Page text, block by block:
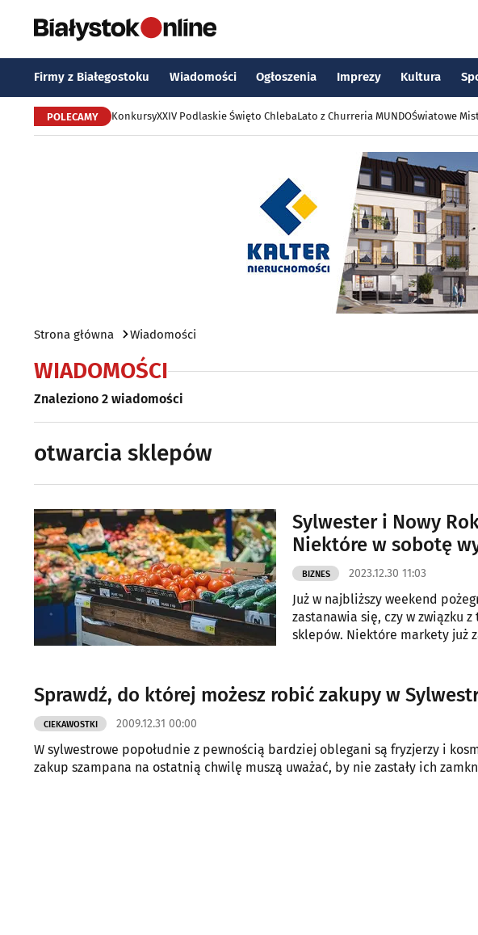
Firmy z Białegostoku Wiadomości Ogłoszenia Imprezy Kultura
POLECAMY KonkursyXXIV Podlaskie Święto ChlebaLato z Churreria MUNDOŚwiatowe
Strona główna Wiadomości
WIADOMOŚCI
Znaleziono 2 wiadomości
otwarcia sklepów
Sylwester i Nowy
Niektóre w sobotę
BIZNES 2023.12.30 11:03
Już w najbliższy weekend
zastanawia się, czy w związku z tym musi robić zapasy z
sklepów. Niektóre markety już
Sprawdź, do której możesz robić zakupy w
CIEKAWOSTKI 2009.12.31 00:00
W sylwestrowe popołudnie z pewnością bardziej oblegani są fryzjerzy i
zakup szampana na ostatnią chwilę muszą uważać, by nie zastały ich